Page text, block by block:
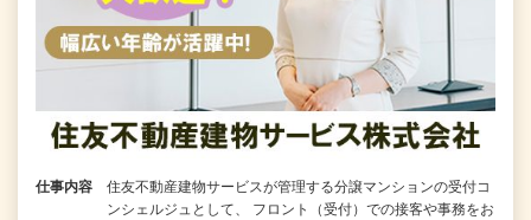
仕事内容
住友不動産建物サービスが管理する分譲マンションの受付コ
ンシェルジュとして、 フロント（受付）での接客や事務をお